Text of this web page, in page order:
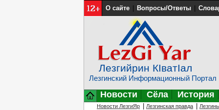
О сайте Вопросы/Ответы
Лезгийрин КIватIал
Лезгинский Информационный Портал
Новости Сёла История
Новости ЛезгиЯр Лезгинская правда